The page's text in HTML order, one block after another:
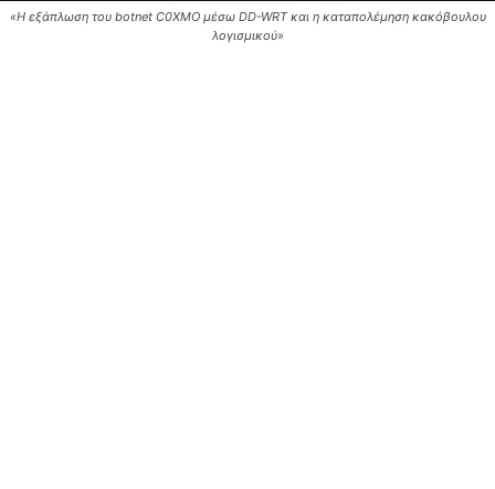
«Η εξάπλωση του botnet C0XMO μέσω DD-WRT και η καταπολέμηση κακόβουλου
λογισμικού»